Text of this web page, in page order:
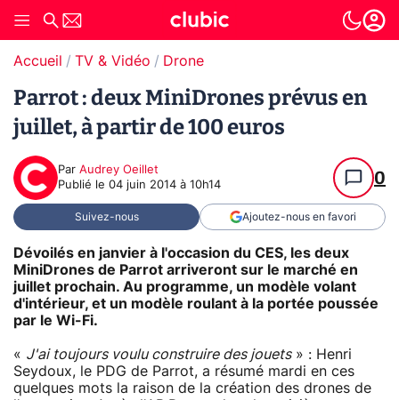
Accueil TV & Vidéo Drone
Parrot : deux MiniDrones prévus en
juillet, à partir de 100 euros
Par Audrey Oeillet
Publié le 04 juin 2014 à 10h14 0
Suivez-nous Ajoutez-nous en favori
Dévoilés en janvier à l'occasion du CES, les deux
MiniDrones de Parrot arriveront sur le marché en
juillet prochain. Au programme, un modèle volant
d'intérieur, et un modèle roulant à la portée poussée
par le Wi-Fi.
« J'ai toujours voulu construire des jouets» : Henri
Seydoux, le PDG de Parrot, a résumé mardi en ces
quelques mots la raison de la création des drones de